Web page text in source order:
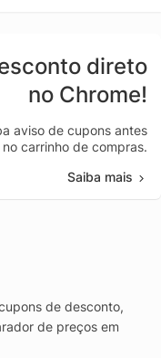
direto
no Chrome!
aviso de cupons antes
carrinho de compras.
Saiba mais
de desconto,
de preços em